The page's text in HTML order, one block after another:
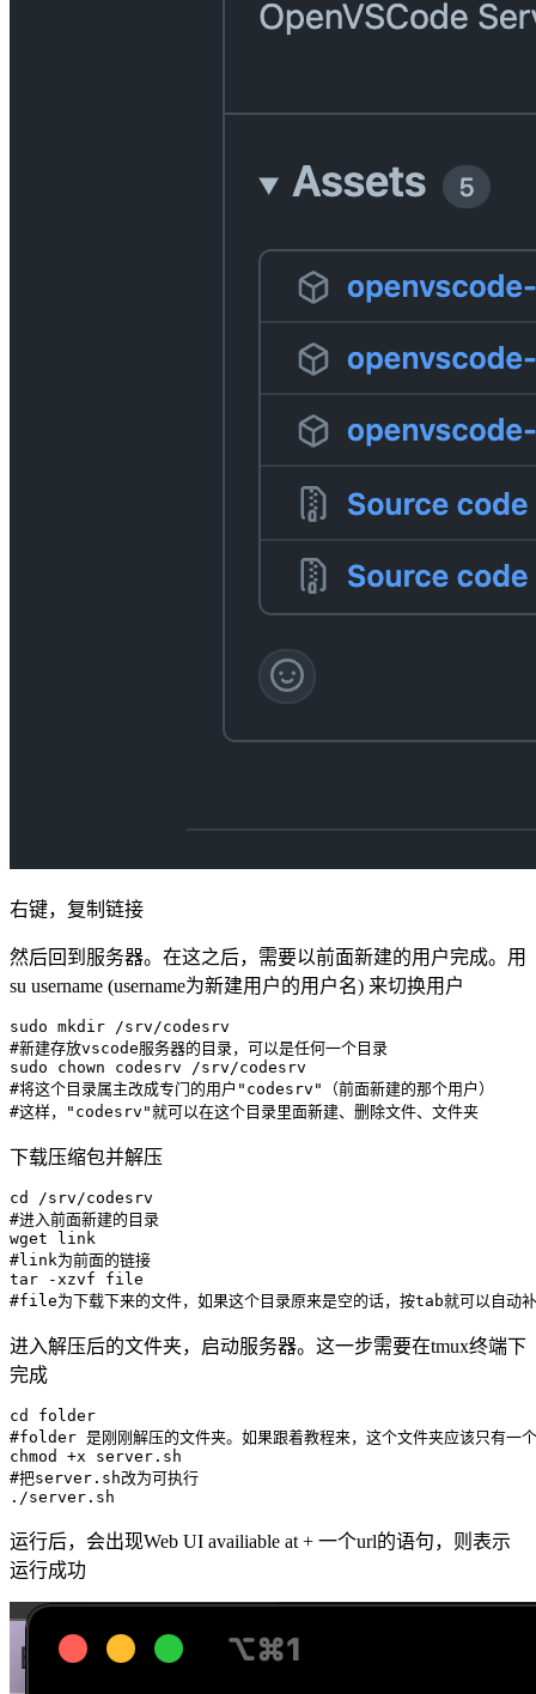
右键，复制链接
然后回到服务器。在这之后，需要以前面新建的用户完成。用
su username (username为新建用户的用户名) 来切换用户
sudo mkdir /srv/codesrv
#新建存放vscode服务器的目录，可以是任何一个目录
sudo chown codesrv /srv/codesrv
#将这个目录属主改成专门的用户"codesrv"（前面新建的那个用户）
#这样，"codesrv"就可以在这个目录里面新建、删除文件、文件夹
下载压缩包并解压
cd /srv/codesrv
#进入前面新建的目录
wget link
#link为前面的链接
tar -xzvf file
#file为下载下来的文件，如果这个目录原来是空的话，按tab就可以自动
进入解压后的文件夹，启动服务器。这一步需要在tmux终端下
完成
cd folder
#folder 是刚刚解压的文件夹。如果跟着教程来，这个文件夹应该只有一
chmod +x server.sh
#把server.sh改为可执行
./server.sh
运行后，会出现Web UI availiable at + 一个url的语句，则表示
运行成功